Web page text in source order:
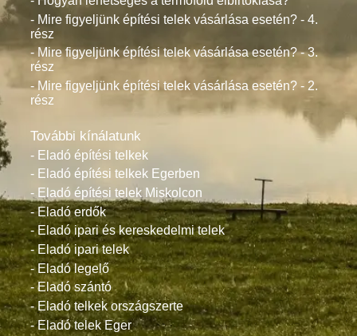
- Mire figyeljünk építési telek vásárlása esetén? - 4.
rész
- Mire figyeljünk építési telek vásárlása esetén? - 3.
rész
- Mire figyeljünk építési telek vásárlása esetén? - 2.
rész
További kínálatunk
- Eladó építési telkek
- Eladó építési telkek Egerben
- Eladó építési telek Miskolcon
- Eladó erdők
- Eladó ipari és kereskedelmi telek
- Eladó ipari telek
- Eladó legelő
- Eladó szántó
- Eladó telkek országszerte
- Eladó telek Eger